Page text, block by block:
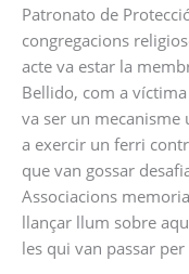
Patronato de
congregacions
acte va estar la
Bellido, com a
va ser un mecanisme
a exercir un ferri
que van gossar
Associacions
llançar llum sobre
les qui van passar per